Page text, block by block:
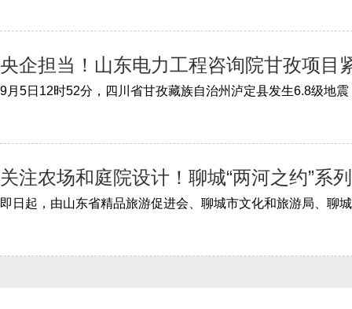
央企担当！山东电力工程咨询院甘孜项目
关注农场和庭院设计！聊城“两河之约”系